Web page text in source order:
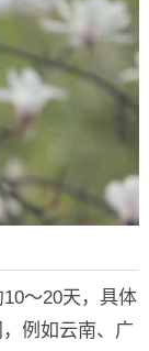
～20天，具体
例如云南、广